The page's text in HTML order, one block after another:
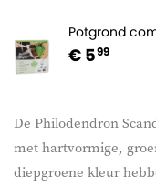
De Philodendron
met hartvormige,
diepgroene kleur
Potgrond
€ 599